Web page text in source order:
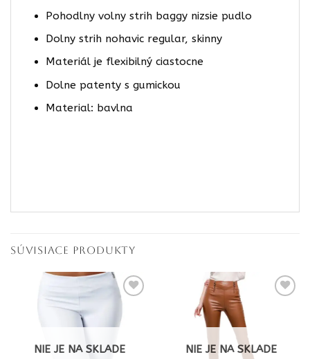
Pohodlny volny strih baggy nizsie pudlo
Dolny strih nohavic regular, skinny
Materiál je flexibilný ciastocne
Dolne patenty s gumickou
Material: bavlna
SÚVISIACE PRODUKTY
NIE JE NA SKLADE NIE JE NA SKLADE